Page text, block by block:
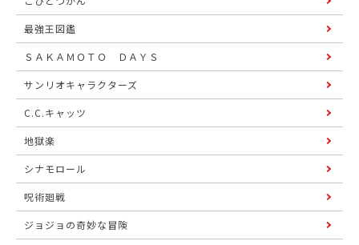
最強王図鑑
ＳＡＫＡＭＯＴＯ ＤＡＹＳ
サンリオキャラクターズ
C.C.キャッツ
地獄楽
シナモロール
呪術廻戦
ジョジョの奇妙な冒険